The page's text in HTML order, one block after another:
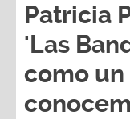
Patricia
'Las
como